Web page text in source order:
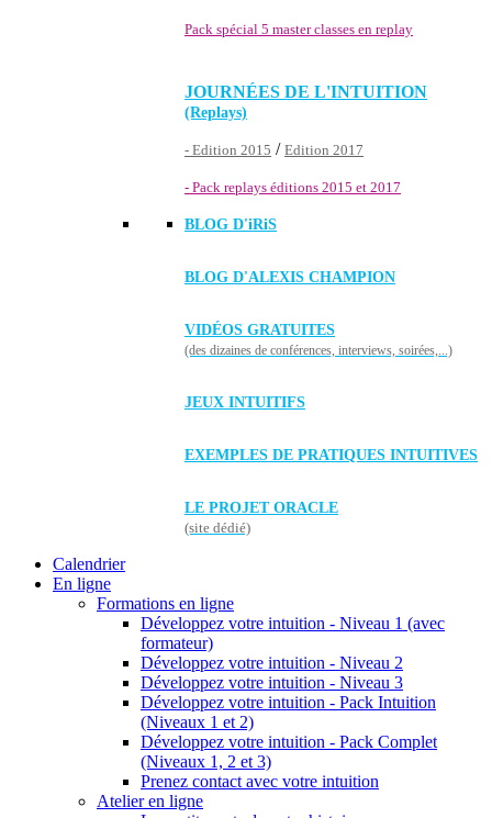
Pack spécial 5 master classes en replay
JOURNÉES DE L'INTUITION
(Replays)
- Edition 2015 / Edition 2017
- Pack replays éditions 2015 et 2017
BLOG D'iRiS
BLOG D'ALEXIS CHAMPION
VIDÉOS GRATUITES
(des dizaines de conférences, interviews, soirées,...)
JEUX INTUITIFS
EXEMPLES DE PRATIQUES INTUITIVES
LE PROJET ORACLE
(site dédié)
Calendrier
En ligne
Formations en ligne
Développez votre intuition - Niveau 1 (avec
formateur)
Développez votre intuition - Niveau 2
Développez votre intuition - Niveau 3
Développez votre intuition - Pack Intuition
(Niveaux 1 et 2)
Développez votre intuition - Pack Complet
(Niveaux 1, 2 et 3)
Prenez contact avec votre intuition
Atelier en ligne